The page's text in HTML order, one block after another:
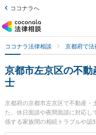
ココナラへ
ココナラ法律相談 京都府で
京都市左京区の不
士
京都府の京都市左京区で不動産・
た。休日面談や夜間面談に対応し
係する家族間の相続トラブルや認
り込み検索もでき便利です。特に